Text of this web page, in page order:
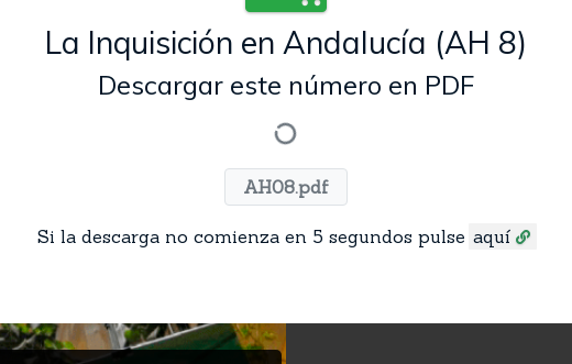
La Inquisición en Andalucía (AH 8)
Descargar este número en PDF
AH08.pdf
Si la descarga no comienza en 5 segundos pulse aquí